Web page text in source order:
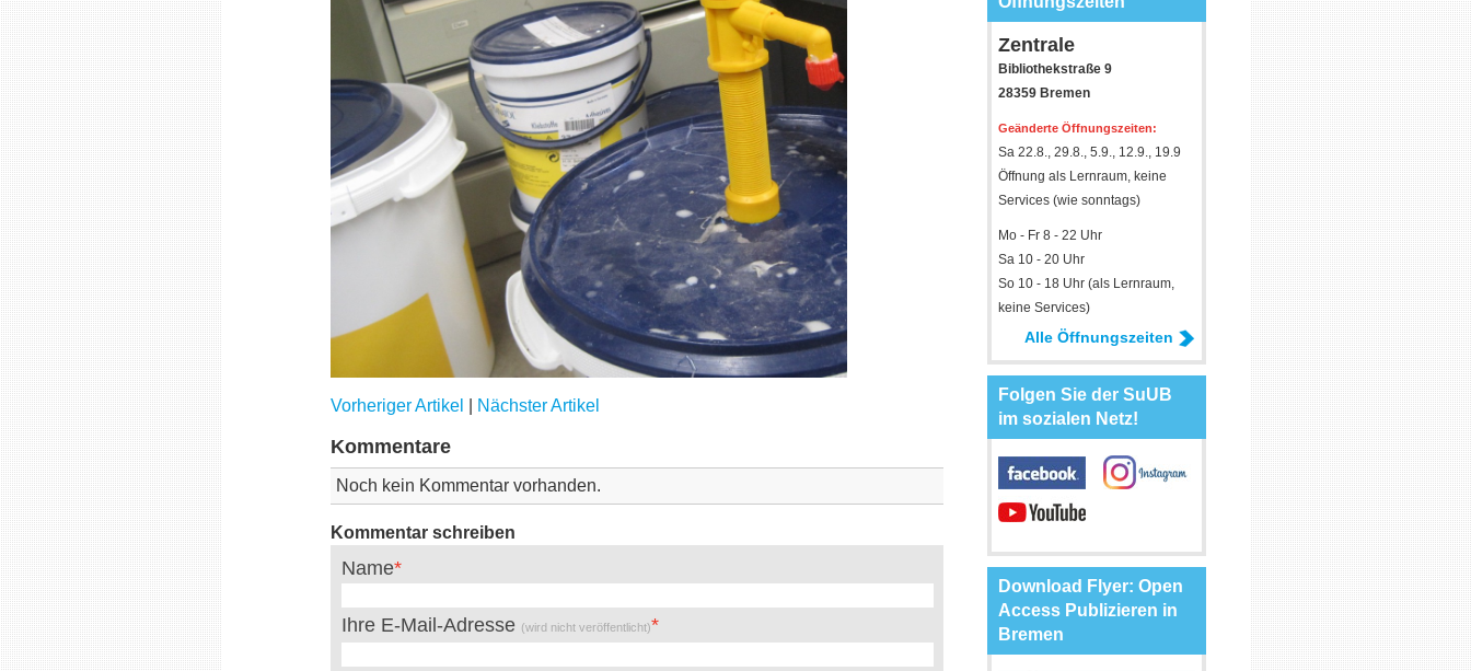
Vorheriger Artikel Nächster Artikel
Kommentare
Noch kein Kommentar vorhanden.
Kommentar schreiben
Name
Ihre E-Mail-Adresse (wird nicht veröffentlicht)
Zentrale
Bibliothekstraße 9
28359 Bremen
Geänderte Öffnungszeiten:
Sa 22.8., 29.8., 5.9., 12.9., 19.9
Öffnung als Lernraum, keine
Services (wie sonntags)
Mo - Fr 8 - 22 Uhr
Sa 10 - 20 Uhr
So 10 - 18 Uhr (als Lernraum,
keine Services)
Alle Öffnungszeiten
Folgen Sie der SuUB
im sozialen Netz!
Download Flyer: Open
Access Publizieren in
Bremen